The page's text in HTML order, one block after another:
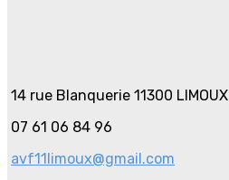
14 rue Blanquerie 11300 LIMOUX
07 61 06 84 96
avf11limoux@gmail.com